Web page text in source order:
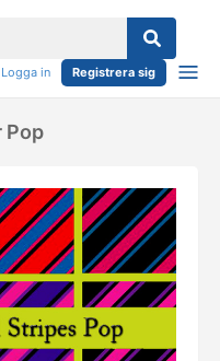
Logga in Registrera sig
Pop